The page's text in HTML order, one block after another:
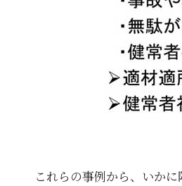
これらの事例から、いか